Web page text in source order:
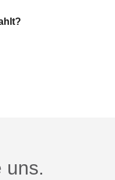
uns.